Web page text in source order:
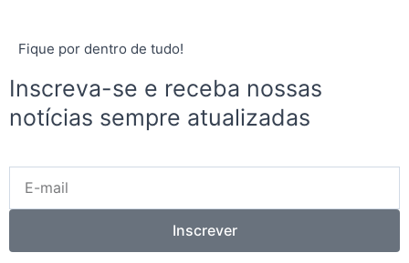
Fique por dentro de tudo!
Inscreva-se e receba nossas
notícias sempre atualizadas
mail
Inscrever